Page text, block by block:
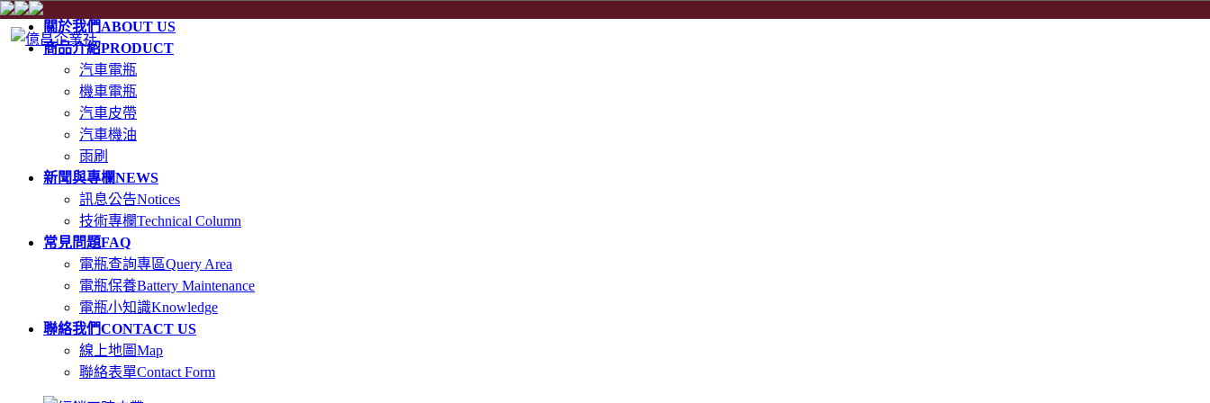
關於我們ABOUT US
商品介紹PRODUCT
汽車電瓶
機車電瓶
汽車皮帶
汽車機油
雨刷
新聞與專欄NEWS
訊息公告Notices
技術專欄Technical Column
常見問題FAQ
電瓶查詢專區Query Area
電瓶保養Battery Maintenance
電瓶小知識Knowledge
聯絡我們CONTACT US
線上地圖Map
聯絡表單Contact Form